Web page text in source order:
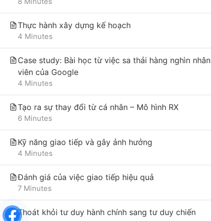
Thực hành xây dựng kế hoạch
4 Minutes
Case study: Bài học từ việc sa thải hàng nghìn nhân
viên của Google
4 Minutes
Tạo ra sự thay đổi từ cá nhân – Mô hình RX
6 Minutes
Kỹ năng giao tiếp và gây ảnh hưởng
4 Minutes
Đánh giá của việc giao tiếp hiệu quả
7 Minutes
Thoát khỏi tư duy hành chính sang tư duy chiến
Điện thoại: 0865495998